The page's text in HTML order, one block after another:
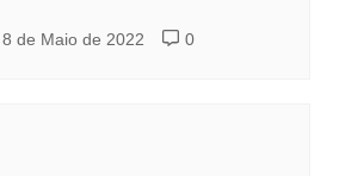
8 de Maio de 2022 0